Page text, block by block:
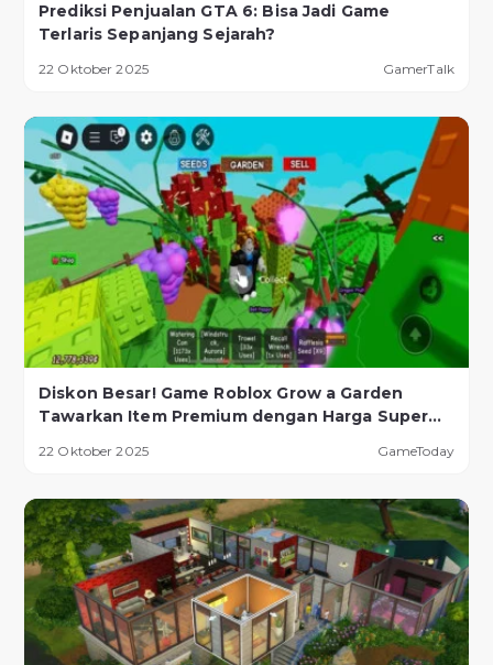
Prediksi Penjualan GTA 6: Bisa Jadi Game
Terlaris Sepanjang Sejarah?
22 Oktober 2025 GamerTalk
Diskon Besar! Game Roblox Grow a Garden
Tawarkan Item Premium dengan Harga Super
22 Oktober 2025 GameToday